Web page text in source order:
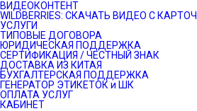
ВИДЕОКОНТЕНТ
WILDBERRIES: СКАЧАТЬ ВИДЕО С
УСЛУГИ
ТИПОВЫЕ ДОГОВОРА
ЮРИДИЧЕСКАЯ ПОДДЕРЖКА
СЕРТИФИКАЦИЯ / ЧЕСТНЫЙ ЗНАК
ДОСТАВКА ИЗ КИТАЯ
БУХГАЛТЕРСКАЯ ПОДДЕРЖКА
ГЕНЕРАТОР ЭТИКЕТОК и ШК
ОПЛАТА УСЛУГ
КАБИНЕТ